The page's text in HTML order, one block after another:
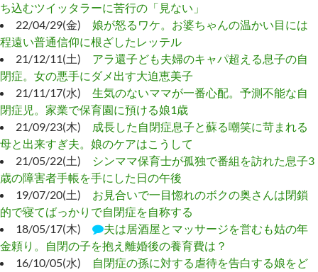
ち込むツイッタラーに苦行の「見ない」
22/04/29(金) 娘が怒るワケ。お婆ちゃんの温かい目には
程遠い普通信仰に根ざしたレッテル
21/12/11(土) アラ還子ども夫婦のキャパ超える息子の自
閉症。女の悪手にダメ出す大迫恵美子
21/11/17(水) 生気のないママが一番心配。予測不能な自
閉症児。家業で保育園に預ける娘1歳
21/09/23(木)
成長した自閉症息子と蘇る嘲笑に苛まれる
母と出来すぎ夫。娘のケアはこうして
21/05/22(土)
シンママ保育士が孤独で番組を訪れた息子3
歳の障害者手帳を手にした日の午後
19/07/20(土) お見合いで一目惚れのボクの奥さんは閉鎖
的で寝てばっかりで自閉症を自称する
18/05/17(木)
夫は居酒屋とマッサージを営むも姑の年
金頼り。自閉の子を抱え離婚後の養育費は？
16/10/05(水)
自閉症の孫に対する虐待を告白する娘をど